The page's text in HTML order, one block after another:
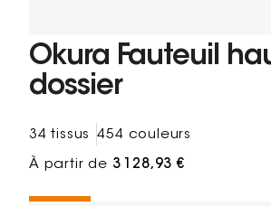
Okura Fauteuil
dossier
34 tissus 454 couleurs
À partir de 3 128,93 €